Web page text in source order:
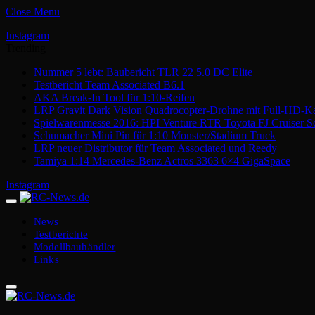
Close Menu
Instagram
Nummer 5 lebt: Baubericht TLR 22 5.0 DC Elite
Testbericht Team Associated B6.1
AKA Break-In Tool für 1:10-Reifen
LRP Gravit Dark Vision Quadrocopter-Drohne mit Full-HD-
Spielwarenmesse 2016: HPI Venture RTR Toyota FJ Cruiser
Schumacher Mini Pin für 1:10 Monster/Stadium Truck
LRP neuer Distributor für Team Associated und Reedy
Tamiya 1:14 Mercedes-Benz Actros 3363 6×4 GigaSpace
Instagram
News
Testberichte
Modellbauhändler
Links